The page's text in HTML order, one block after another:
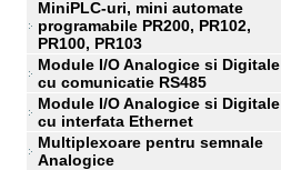
MiniPLC-uri, mini automate
programabile PR200, PR102,
PR100, PR103
Module I/O Analogice si Digitale
cu comunicatie RS485
Module I/O Analogice si Digitale
cu interfata Ethernet
Multiplexoare pentru semnale
Analogice